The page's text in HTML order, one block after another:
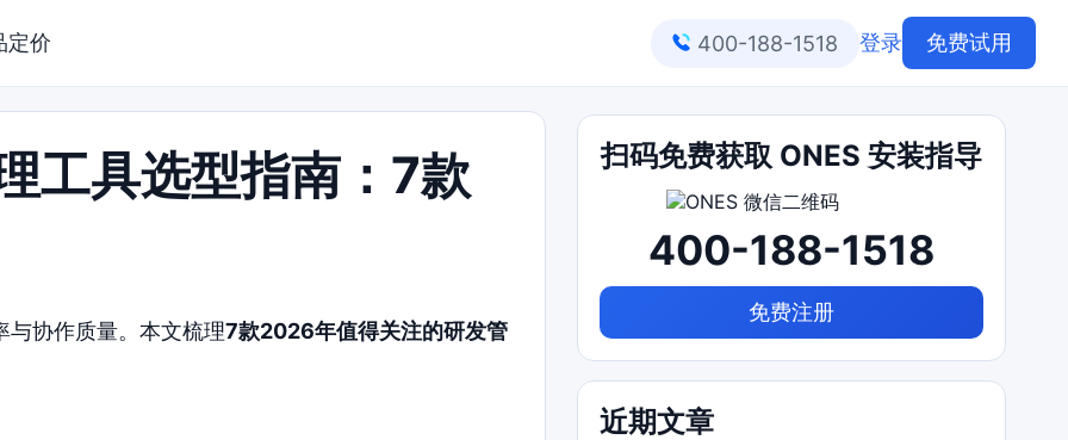
定价 400-188-1518 登录 免费试用
工具选型指南：7款
与协作质量。本文梳理7款2026年值得关注的研发管
扫码免费获取 ONES 安装指导
400-188-1518
免费注册
近期文章